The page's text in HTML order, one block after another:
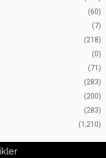
(60)
(7)
(218)
(0)
(71)
(283)
(200)
(283)
(1,210)